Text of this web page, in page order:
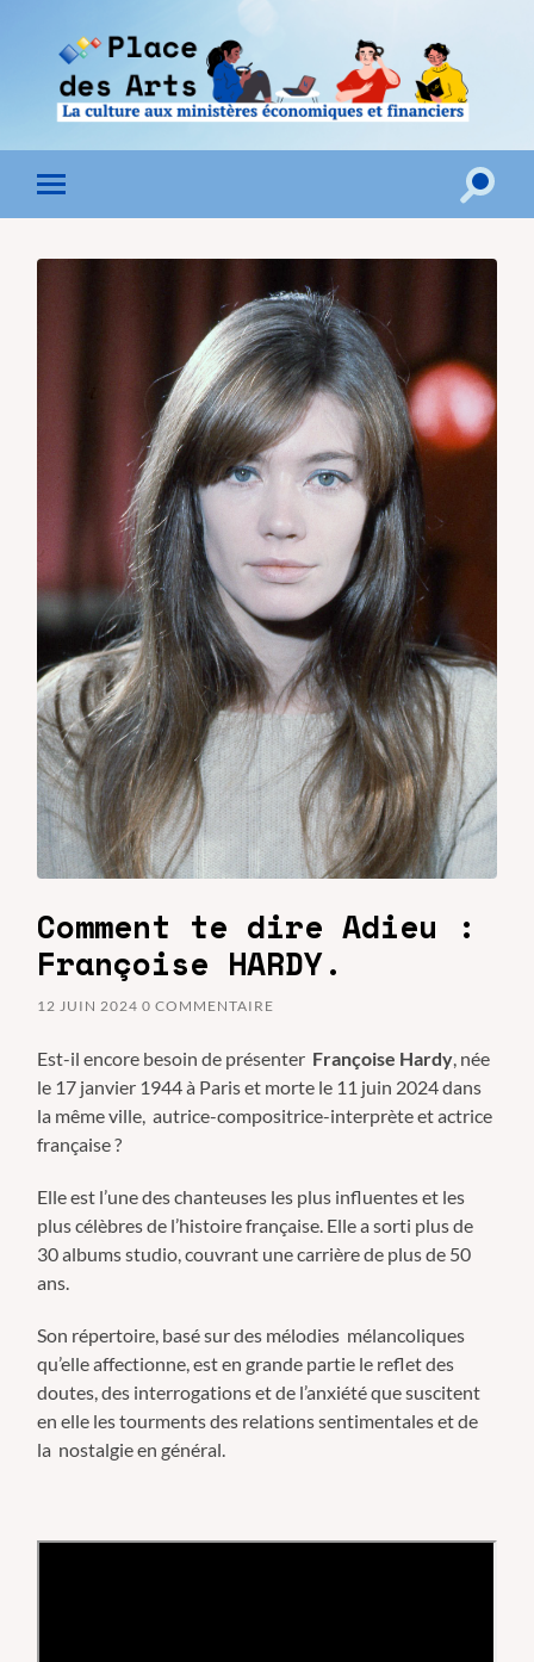
Toggle
mobile
Toggle
Comment te dire Adieu :
Françoise HARDY.
12 JUIN 2024 0 COMMENTAIRE
Est-il encore besoin de présenter Françoise Hardy, née
le 17 janvier 1944à Paris et morte le 11 juin 2024dans
la même ville, autrice-compositrice-interprète et actrice
française ?
Elle est l’une des chanteuses les plus influentes et les
plus célèbres de l’histoire française. Elle a sorti plus de
30 albums studio, couvrant une carrière de plus de 50
ans.
Son répertoire, basé sur des mélodies mélancoliques
qu’elle affectionne, est en grande partie le reflet des
doutes, des interrogations et de l’anxiété que suscitent
en elle les tourments des relations sentimentales et de
la nostalgie en général.